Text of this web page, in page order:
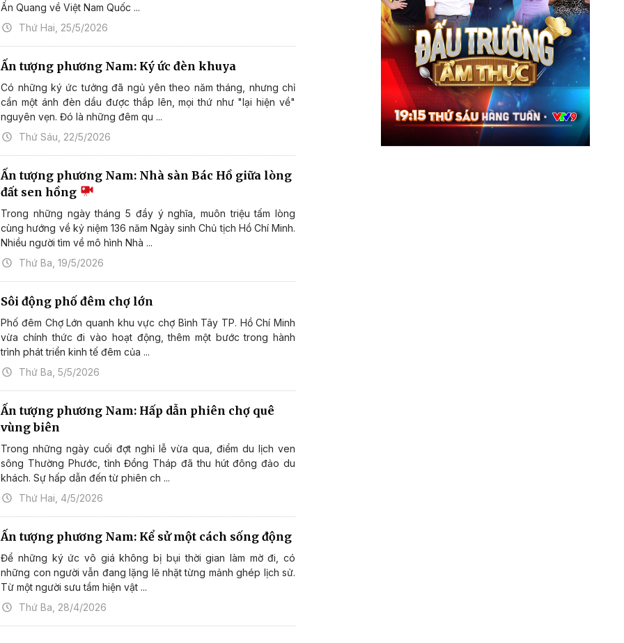
Ấn Quang về Việt Nam Quốc ...
Thứ Hai, 25/5/2026
Ấn tượng phương Nam: Ký ức đèn khuya
Có những ký ức tưởng đã ngủ yên theo năm tháng, nhưng chỉ
cần một ánh đèn dầu được thắp lên, mọi thứ như "lại hiện về"
nguyên vẹn. Đó là những đêm qu ...
Thứ Sáu, 22/5/2026
Ấn tượng phương Nam: Nhà sàn Bác Hồ giữa lòng
đất sen hồng
Trong những ngày tháng 5 đầy ý nghĩa, muôn triệu tấm lòng
cùng hướng về kỷ niệm 136 năm Ngày sinh Chủ tịch Hồ Chí Minh.
Nhiều người tìm về mô hình Nhà ...
Thứ Ba, 19/5/2026
Sôi động phố đêm chợ lớn
Phố đêm Chợ Lớn quanh khu vực chợ Bình Tây TP. Hồ Chí Minh
vừa chính thức đi vào hoạt động, thêm một bước trong hành
trình phát triển kinh tế đêm của ...
Thứ Ba, 5/5/2026
Ấn tượng phương Nam: Hấp dẫn phiên chợ quê
vùng biên
Trong những ngày cuối đợt nghỉ lễ vừa qua, điểm du lịch ven
sông Thường Phước, tỉnh Đồng Tháp đã thu hút đông đảo du
khách. Sự hấp dẫn đến từ phiên ch ...
Thứ Hai, 4/5/2026
Ấn tượng phương Nam: Kể sử một cách sống động
Để những ký ức vô giá không bị bụi thời gian làm mờ đi, có
những con người vẫn đang lặng lẽ nhặt từng mảnh ghép lịch sử.
Từ một người sưu tầm hiện vật ...
Thứ Ba, 28/4/2026